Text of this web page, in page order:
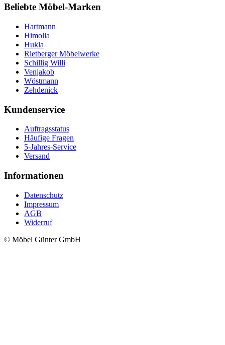
Beliebte Möbel-Marken
Hartmann
Himolla
Hukla
Rietberger Möbelwerke
Schillig Willi
Venjakob
Wöstmann
Zehdenick
Kundenservice
Auftragsstatus
Häufige Fragen
5-Jahres-Service
Versand
Informationen
Datenschutz
Impressum
AGB
Widerruf
© Möbel Günter GmbH